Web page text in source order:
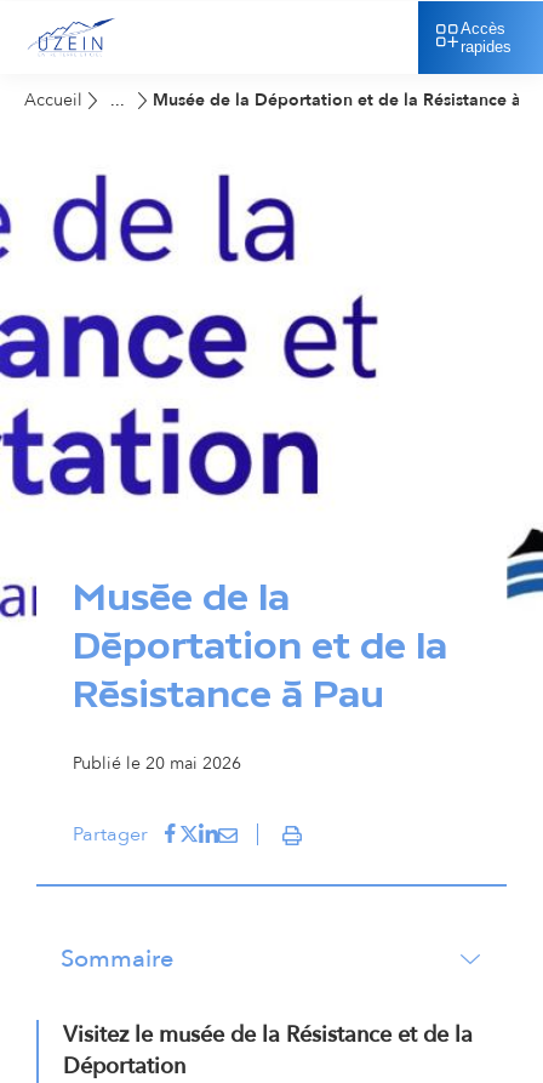
Accès
rapides
Accueil ... Musée de la Déportation et de la Résistance à
Musée de la
Déportation et de la
Résistance à Pau
Publié le 20 mai 2026
Partager Partager sur Facebook
(s'ouvre dans un nouvel onglet)
Partager sur Twitter
(s'ouvre dans un nouvel onglet)
Partager sur LinkedIn
(s'ouvre dans un nouvel onglet)
Partager par courriel
(s'ouvre dans un nouvel onglet)
Imprimer
Sommaire
Visitez le musée de la Résistance et de la
Déportation